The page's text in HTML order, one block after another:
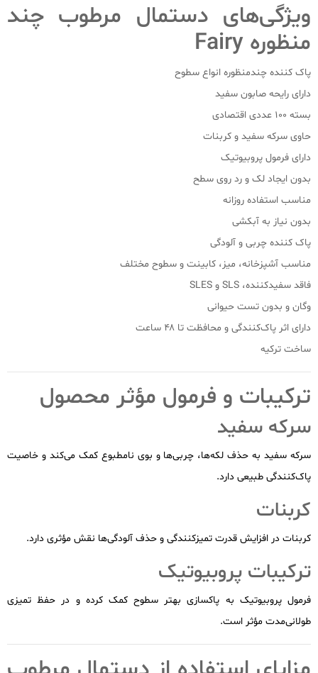
ویژگی‌های دستمال مرطوب چند
منظوره Fairy
پاک کننده چندمنظوره انواع سطوح
دارای رایحه صابون سفید
بسته ۱۰۰ عددی اقتصادی
حاوی سرکه سفید و کربنات
دارای فرمول پروبیوتیک
بدون ایجاد لک و رد روی سطح
مناسب استفاده روزانه
بدون نیاز به آبکشی
پاک کننده چربی و آلودگی
مناسب آشپزخانه، میز، کابینت و سطوح مختلف
فاقد سفیدکننده، SLS و SLES
وگان و بدون تست حیوانی
دارای اثر پاک‌کنندگی و محافظت تا ۴۸ ساعت
ساخت ترکیه
ترکیبات و فرمول مؤثر محصول
سرکه سفید
سرکه سفید به حذف لکه‌ها، چربی‌ها و بوی نامطبوع کمک می‌کند و خاصیت
پاک‌کنندگی طبیعی دارد.
کربنات
کربنات در افزایش قدرت تمیزکنندگی و حذف آلودگی‌ها نقش مؤثری دارد.
ترکیبات پروبیوتیک
فرمول پروبیوتیک به پاکسازی بهتر سطوح کمک کرده و در حفظ تمیزی
طولانی‌مدت مؤثر است.